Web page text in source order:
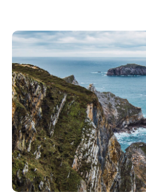
УСЛУГИ
НОМЕРА
ОБ ОТЕЛЕ
г. Сочи, Эсто-Садок,
ул. Эстонская, 81